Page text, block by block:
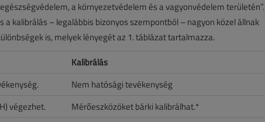
a környezetvédelem és a vagyonvédelem területén”.
a kalibrálás – legalábbis bizonyos szempontból – nagyon közel állnak
is, melyek lényegét az 1. táblázat tartalmazza.
Kalibrálás
Nem hatósági tevékenység
végezhet.
Mérőeszközöket bárki kalibrálhat.*